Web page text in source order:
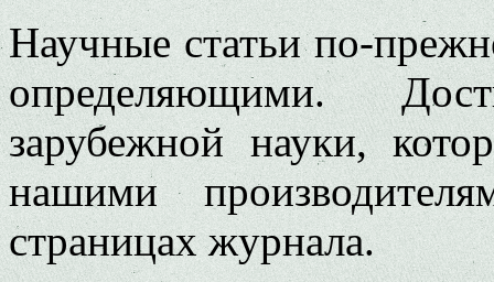
Научные статьи по-
определяющими.
зарубежной науки,
нашими
страницах журнала.